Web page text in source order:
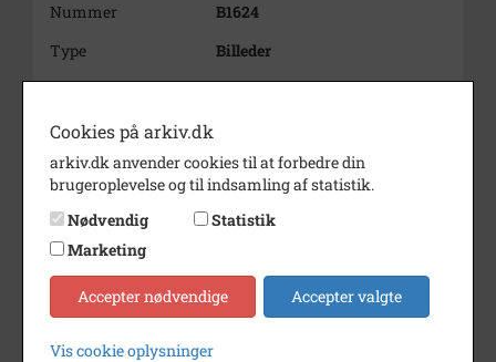
Nummer
B1624
Type
Billeder
Beskrivelse
Brøndbyvester Strandskole.
her udlejet til brudekaret.
Periode
1942 - 1950
Dateringsnote
1942-1950
Fotograf
Ukendt
Arkiv
Forstadsmuseet Historiens
Cookies på arkiv.dk
arkiv.dk anvender cookies til at forbedre din
brugeroplevelse og til indsamling af statistik.
Nødvendig
Statistik
Marketing
Accepter nødvendige Accepter valgte
Vis cookie oplysninger